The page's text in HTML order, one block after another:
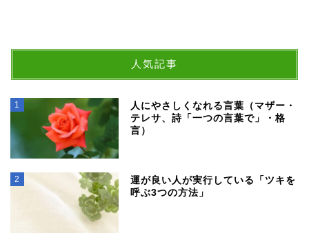
人気記事
1
人にやさしくなれる言葉（マザー・
テレサ、詩「一つの言葉で」・格
言）
2
運が良い人が実行している「ツキを
呼ぶ3つの方法」